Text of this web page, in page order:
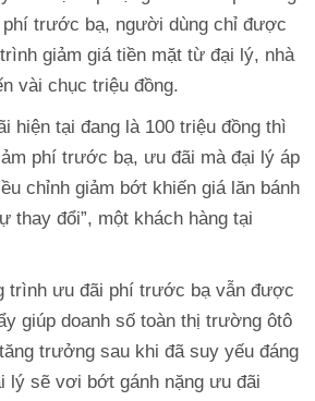
trước bạ, người dùng chỉ được
giảm giá tiền mặt từ đại lý, nhà
vài chục triệu đồng.
hiện tại đang là 100 triệu đồng thì
phí trước bạ, ưu đãi mà đại lý áp
chỉnh giảm bớt khiến giá lăn bánh
thay đổi”, một khách hàng tại
trình ưu đãi phí trước bạ vẫn được
giúp doanh số toàn thị trường ôtô
trưởng sau khi đã suy yếu đáng
lý sẽ vơi bớt gánh nặng ưu đãi